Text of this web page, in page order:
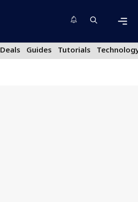
Deals Guides Tutorials